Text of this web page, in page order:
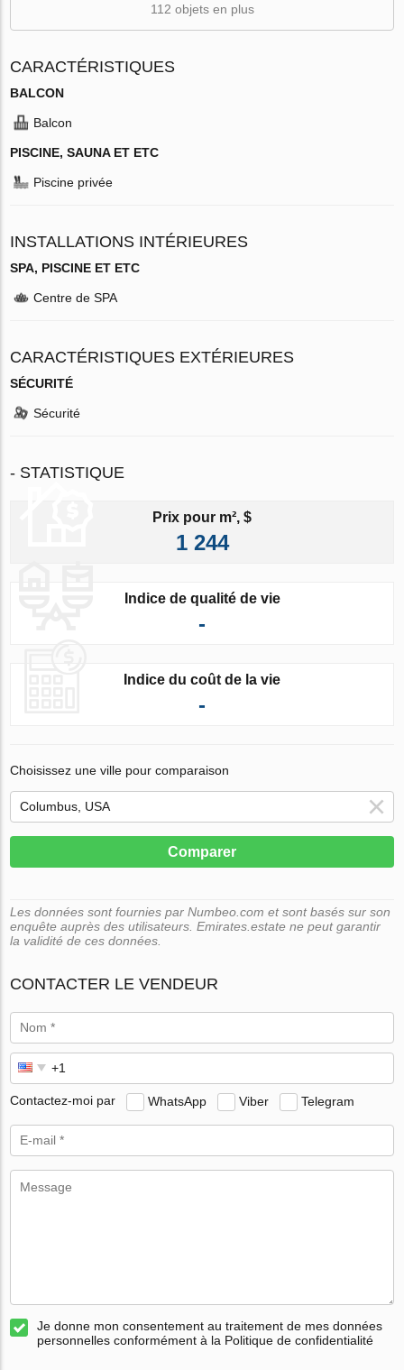
112 objets en plus
CARACTÉRISTIQUES
BALCON
Balcon
PISCINE, SAUNA ET ETC
Piscine privée
INSTALLATIONS INTÉRIEURES
SPA, PISCINE ET ETC
Centre de SPA
CARACTÉRISTIQUES EXTÉRIEURES
SÉCURITÉ
Sécurité
- STATISTIQUE
Prix pour m², $
1 244
Indice de qualité de vie
-
Indice du coût de la vie
-
Choisissez une ville pour comparaison
Comparer
Les données sont fournies par Numbeo.com et sont basés sur son
enquête auprès des utilisateurs. Emirates.estate ne peut garantir
la validité de ces données.
CONTACTER LE VENDEUR
Contactez-moi par WhatsApp Viber Telegram
Je donne mon consentement au traitement de mes données
personnelles conformément à la Politique de confidentialité